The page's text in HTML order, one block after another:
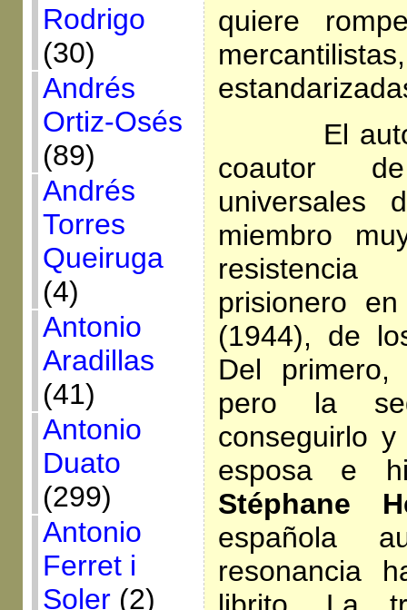
Rodrigo
(30)
Andrés
Ortiz-Osés
(89)
Andrés
Torres
Queiruga
(4)
Antonio
Aradillas
(41)
Antonio
Duato
(299)
Antonio
Ferret i
Soler(2)
quiere
El autor
coautor
universales
miembro
resistencia
prisionero
(1944), de
Del
pero la
conseguirlo
esposa e
Stéphane
española
resonancia